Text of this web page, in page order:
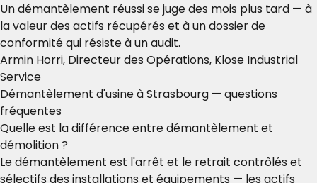
Un démantèlement réussi se juge des mois plus tard — à
la valeur des actifs récupérés et à un dossier de
conformité qui résiste à un audit.
Armin Horri, Directeur des Opérations, Klose Industrial
Service
Démantèlement d'usine à Strasbourg — questions
fréquentes
Quelle est la différence entre démantèlement et
démolition ?
Le démantèlement est l'arrêt et le retrait contrôlés et
sélectifs des installations et équipements — les actifs